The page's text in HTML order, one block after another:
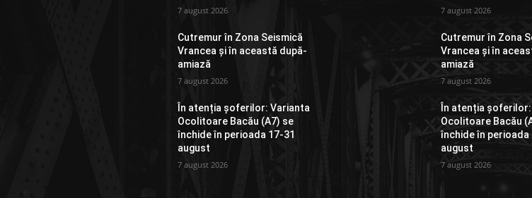
7 august 2026
Cutremur în Zona Seismică
Vrancea și în această după-
amiază
7 august 2026
În atenția șoferilor: Varianta
Ocolitoare Bacău (A7) se
închide în perioada 17-31
august
7 august 2026
7 august 2026
Cutremur în Zona
Vrancea și în
amiază
7 august 2026
În atenția
Ocolitoare Bacău
închide în perioada
august
7 august 2026